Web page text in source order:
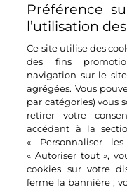
Se connecter
Suivez-nous
Préférence
l’utilisation
Ce site utilise des
des fins
navigation sur le
agrégées. Vous
par catégories) vous
retirer votre
accédant à la
« Personnaliser
« Autoriser tout »,
cookies sur votre
ferme la bannière ;